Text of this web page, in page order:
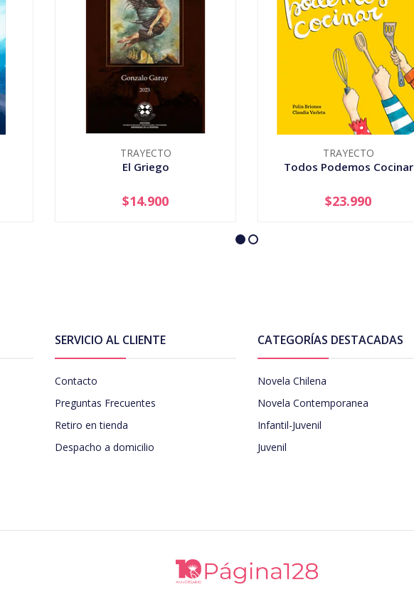
TRAYECTO
El Griego
+
$14.900
TRAYECTO
Todos Podemos Cocinar
+
$23.990
SERVICIO AL CLIENTE
Contacto
Preguntas Frecuentes
Retiro en tienda
Despacho a domicilio
CATEGORÍAS DESTACADAS
Novela Chilena
Novela Contemporanea
Infantil-Juvenil
Juvenil